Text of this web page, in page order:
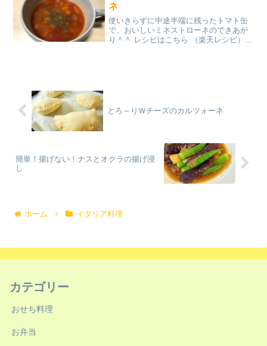
ネ
使いきらずに中途半端に残ったトマト缶
で、おいしいミネストローネのできあが
り＾＾ レシピはこちら （楽天レシピ）
とろ～りＷチーズのカルツォーネ
簡単！揚げない！ナスとオクラの揚げ浸
し
ホーム イタリア料理
カテゴリー
おせち料理
お弁当